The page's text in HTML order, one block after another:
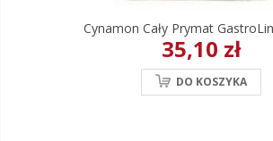
Cynamon Cały Prymat
35,10 zł
DO KOSZYKA